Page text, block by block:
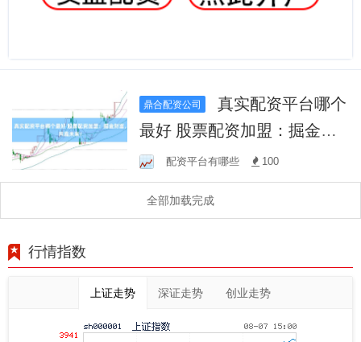
鼎合配资公司
真实配资平台哪个
最好 股票配资加盟：掘金财
富，共赢未来！
配资平台有哪些 100
全部加载完成
行情指数
上证走势 深证走势 创业走势